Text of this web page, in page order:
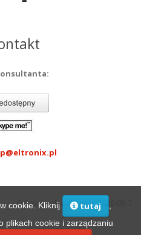
Ostatnia aktualizacja: 2026-08-7
cookie. Kliknij tutaj
plikach cookie i zarządzaniu